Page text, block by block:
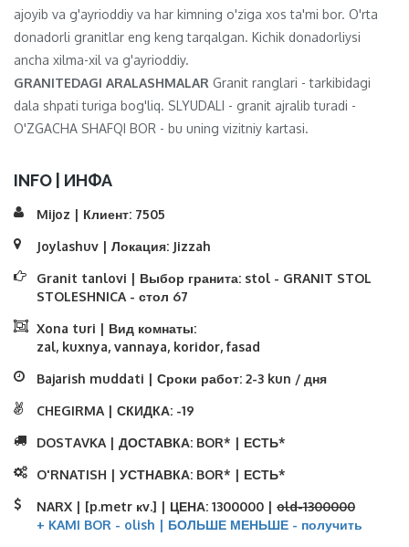
ajoyib va ​​g'ayrioddiy va har kimning o'ziga xos ta'mi bor. O'rta
donadorli granitlar eng keng tarqalgan. Kichik donadorliysi
ancha xilma-xil va g'ayrioddiy.
GRANITEDAGI ARALASHMALAR Granit ranglari - tarkibidagi
dala shpati turiga bog'liq. SLYUDALI - granit ajralib turadi -
O'ZGACHA SHAFQI BOR - bu uning vizitniy kartasi.
INFO | ИНФА
Mijoz | Клиент: 7505
Joylashuv | Локация: Jizzah
Granit tanlovi | Выбор гранита: stol - GRANIT STOL
STOLESHNICA - стол 67
Xona turi | Вид комнаты:
zal, kuxnya, vannaya, koridor, fasad
Bajarish muddati | Сроки работ: 2-3 kun / дня
CHEGIRMA | СКИДКА: -19
DOSTAVKA | ДОСТАВКА: BOR* | ЕСТЬ*
O'RNATISH | УСТНАВКА: BOR* | ЕСТЬ*
NARX | [p.metr кv.] | ЦЕНА: 1300000 | old-1300000
+ KAMI BOR - olish | БОЛЬШЕ МЕНЬШЕ - получить